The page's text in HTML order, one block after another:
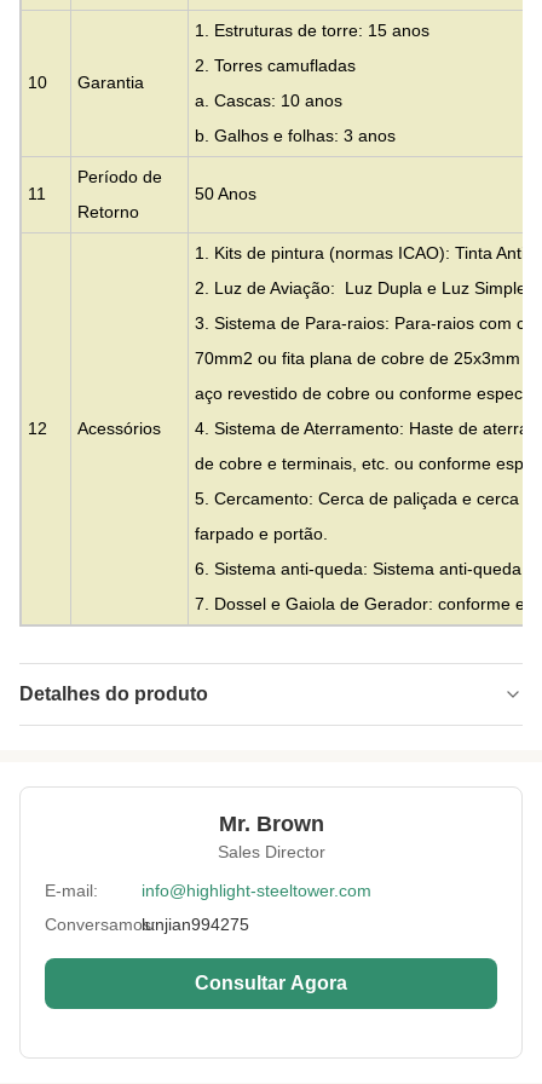
10 Garantia
1. Estruturas de torre: 15 anos
2. Torres camufladas
a. Cascas: 10 anos
b. Galhos e folhas: 3 anos
11
Período de
Retorno
50 Anos
12 Acessórios
1. Kits de pintura (normas ICAO): Tinta
2. Luz de Aviação: Luz Dupla e Luz Simples
3. Sistema de Para-raios: Para-raios com
70mm2 ou fita plana de cobre de 25x3mm
aço revestido de cobre ou conforme
4. Sistema de Aterramento: Haste de
de cobre e terminais, etc. ou conforme
5. Cercamento: Cerca de paliçada e cerca
farpado e portão.
6. Sistema anti-queda: Sistema anti-queda
7. Dossel e Gaiola de Gerador: conforme
Detalhes do produto
Height: 0-300m
Treliça de 3 ou 4 pernas
Certification: SGS, CE, ISO
Warranty: 15 anos
Surface
HDG ou pintura
Protection:
Mr. Brown
Sales Director
E-mail:
info@highlight-steeltower.com
Conversamos:lunjian994275
Consultar Agora